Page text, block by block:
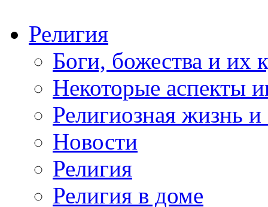
Религия
Боги, божества и их
Некоторые аспекты
Религиозная жизнь
Новости
Религия
Религия в доме